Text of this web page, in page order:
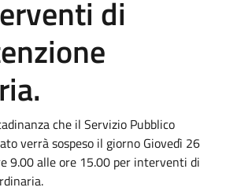
di
che il Servizio Pubblico
verrà sospeso il giorno Giovedì 26
9.00 alle ore 15.00 per interventi di